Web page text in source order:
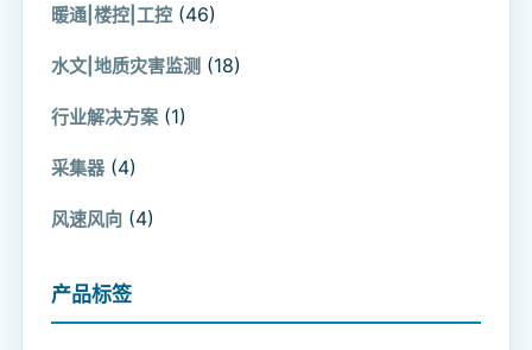
暖通|楼控|工控 (46)
水文|地质灾害监测 (18)
行业解决方案 (1)
采集器 (4)
风速风向 (4)
产品标签